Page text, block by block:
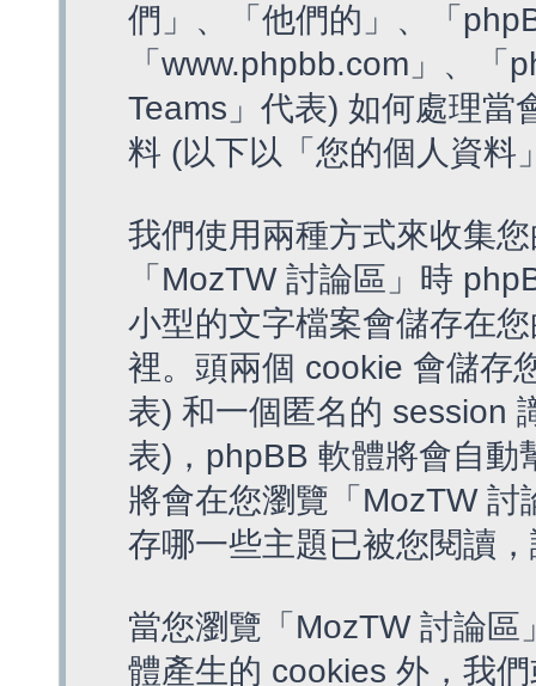
們」、「他們的」、「
「www.phpbb.com」、
Teams」代表) 如何處理當
料 (以下以「您的個人資料
我們使用兩種方式來收集
「MozTW 討論區」時
小型的文字檔案會儲存在
裡。頭兩個 cookie 會儲存
表) 和一個匿名的 session
表)，phpBB 軟體將會自動
將會在您瀏覽「MozTW
存哪一些主題已被您閱讀
當您瀏覽「MozTW 討論
體產生的 cookies 外，我